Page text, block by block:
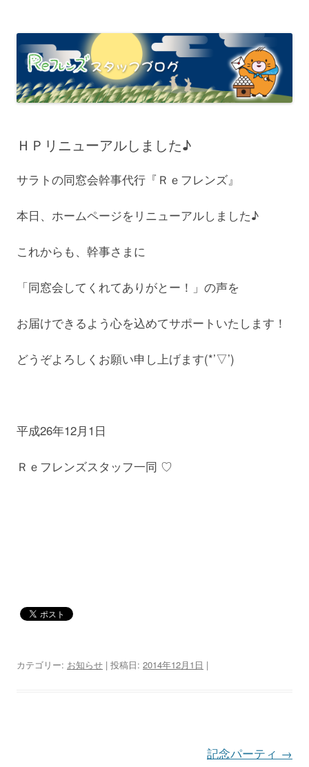
ＨＰリニューアルしました♪
サラトの同窓会幹事代行『Ｒｅフレンズ』
本日、ホームページをリニューアルしました♪
これからも、幹事さまに
「同窓会してくれてありがとー！」の声を
お届けできるよう心を込めてサポートいたします！
どうぞよろしくお願い申し上げます(*’▽’)
平成26年12月1日
Ｒｅフレンズスタッフ一同 ♡
カテゴリー: お知らせ | 投稿日: 2014年12月1日 |
記念パーティ →